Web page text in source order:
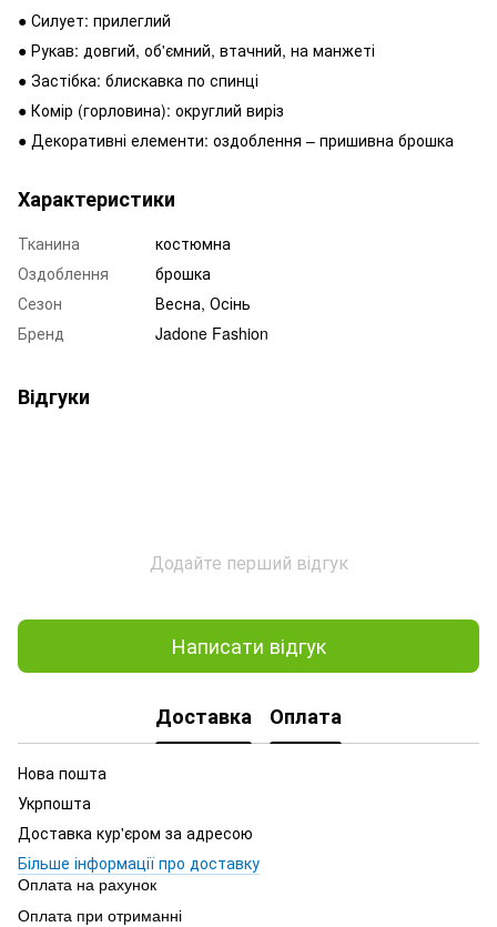
● Силует: прилеглий
● Рукав: довгий, об'ємний, втачний, на манжеті
● Застібка: блискавка по спинці
● Комір (горловина): округлий виріз
● Декоративні елементи: оздоблення – пришивна брошка
Характеристики
Тканина
костюмна
Оздоблення
брошка
Сезон
Весна, Осінь
Бренд
Jadone Fashion
Відгуки
Додайте перший відгук
Написати відгук
Доставка Оплата
Нова пошта
Укрпошта
Доставка кур'єром за адресою
Більше інформації про доставку
Оплата на рахунок
Оплата при отриманні